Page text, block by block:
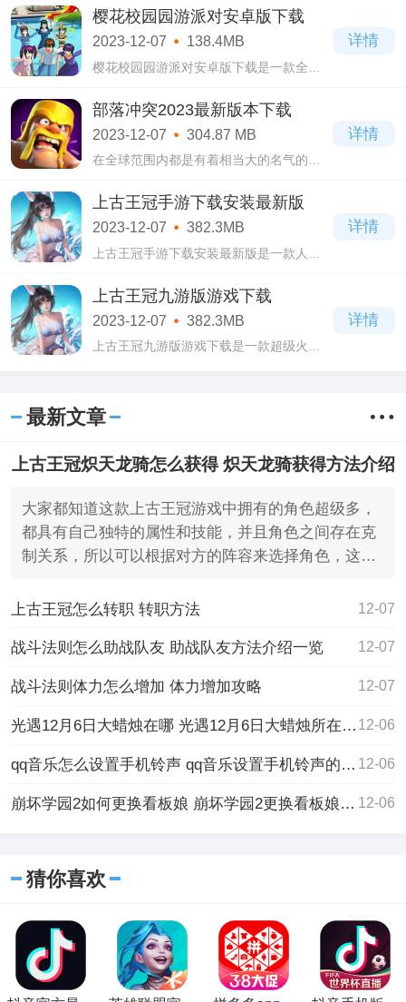
的画面场景，地图多种多样，不过需要大
家完成任务解锁全新地图，将会带给你全
新的玩
樱花校园园游派对安卓版下载
2023-12-07 138.4MB
樱花校园园游派对安卓版下载是一款全新
感受到浪漫校园的体验，而且玩起来将会
无比的刺激爽快，操作上简单易上手，大
家都可
详情
部落冲突2023最新版本下载
2023-12-07 304.87 MB
在全球范围内都是有着相当大的名气的部
为核心，以经营养成为主打玩法来进行规
则的制定的模拟塔防类型手游，在部落冲
突2023最
详情
上古王冠手游下载安装最新版
2023-12-07 382.3MB
上古王冠手游下载安装最新版是一款人人
王冠手游下载安装最新版游戏中拥有许多
的玩法，操作起来十分的简单，人人都能
进去体
详情
上古王冠九游版游戏下载
2023-12-07 382.3MB
上古王冠九游版游戏下载是一款超级火爆
戏画质
详情
最新文章
上古王冠炽天龙骑怎么获得 炽天龙骑获得方法介绍
大家都知道这款上古王冠游戏中拥有的角色超级多，
都具有自己独特的属性和技能，并且角色之间存在克
制关系，所以可以根据对方的阵容来选择角色，这样
上古王冠怎么转职 转职方法 12-07
战斗法则怎么助战队友 助战队友方法介绍一览 12-07
战斗法则体力怎么增加 体力增加攻略 12-07
光遇12月6日大蜡烛在哪 光遇12月6日大蜡烛所在位置 12-06
qq音乐怎么设置手机铃声 qq音乐设置手机铃声的方法 12-06
崩坏学园2如何更换看板娘 崩坏学园2更换看板娘的方法 12-06
猜你喜欢